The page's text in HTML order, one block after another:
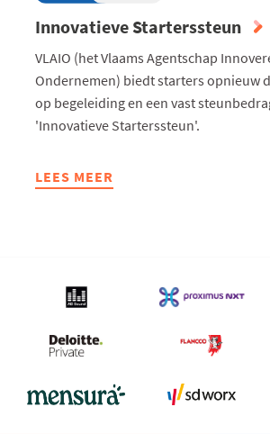
Innovatieve Starterssteun
VLAIO (het Vlaams Agentschap
Ondernemen) biedt starters opnieuw
op begeleiding en een vast
'Innovatieve Starterssteun'.
LEES MEER
ABOUT